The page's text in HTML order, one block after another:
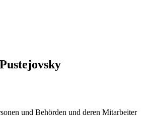
und Behörden und deren Mitarbeiter